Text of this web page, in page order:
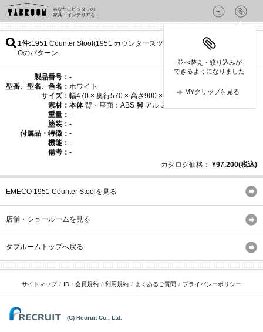
あなたにピッタリの
家具・インテリアを
並べ替え・絞り込みが
できるようになりました
MYクリップを見る
1件 1951 Counter Stool(1951 カウンタースツール) / EMEC
Oのパターン
製品番号： -
型番、型名、色名： ホワイト
サイズ： 幅470 × 奥行570 × 高さ900 × 座面高610mm
素材： 本体背・座面：ABS 脚 アルミニウム(光沢なし)
重量： -
塗装： -
付属品・特徴： -
機能： -
備考： -
カタログ価格： ¥97,200(税込)
EMECO 1951 Counter Stoolを見る
店舗・ショールームを見る
タブルームトップへ戻る
サイトマップ ID・会員規約 利用規約 よくあるご質問 プライバシーポリシー
(C) Recruit Co., Ltd.